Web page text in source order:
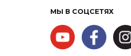
МЫ В СОЦСЕТЯХ